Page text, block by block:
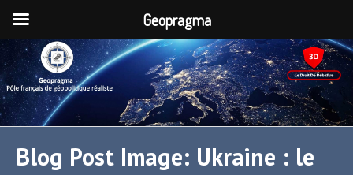
Blog Post Image: Ukraine : le
Geopragma